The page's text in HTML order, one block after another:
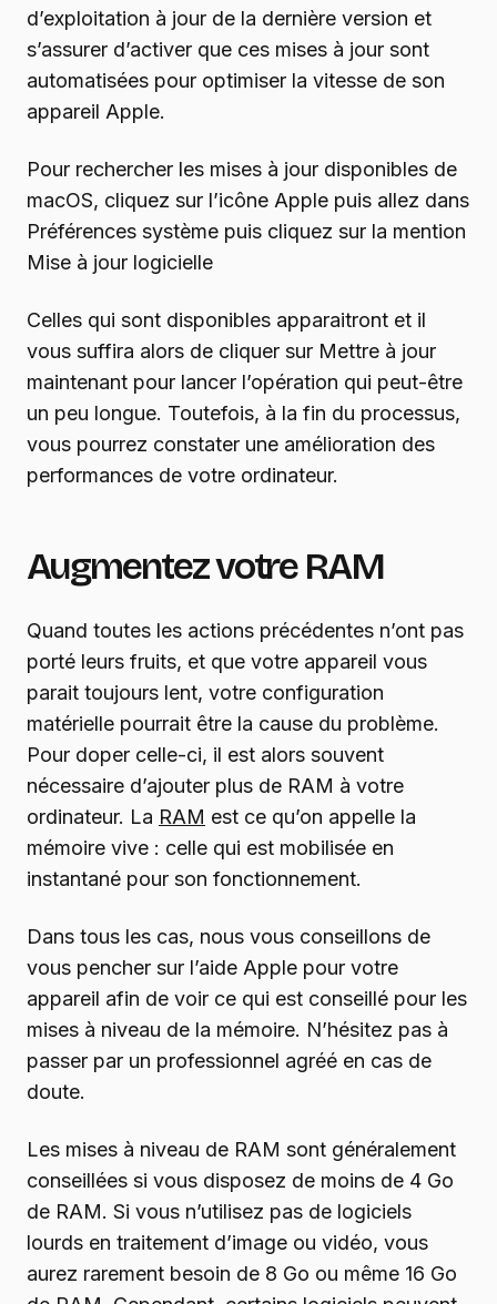
d’exploitation à jour de la dernière version et
s’assurer d’activer que ces mises à jour sont
automatisées pour optimiser la vitesse de son
appareil Apple.
Pour rechercher les mises à jour disponibles de
macOS, cliquez sur l’icône Apple puis allez dans
Préférences système puis cliquez sur la mention
Mise à jour logicielle
Celles qui sont disponibles apparaitront et il
vous suffira alors de cliquer sur Mettre à jour
maintenant pour lancer l’opération qui peut-être
un peu longue. Toutefois, à la fin du processus,
vous pourrez constater une amélioration des
performances de votre ordinateur.
Augmentez votre RAM
Quand toutes les actions précédentes n’ont pas
porté leurs fruits, et que votre appareil vous
parait toujours lent, votre configuration
matérielle pourrait être la cause du problème.
Pour doper celle-ci, il est alors souvent
nécessaire d’ajouter plus de RAM à votre
ordinateur. La RAM est ce qu’on appelle la
mémoire vive : celle qui est mobilisée en
instantané pour son fonctionnement.
Dans tous les cas, nous vous conseillons de
vous pencher sur l’aide Apple pour votre
appareil afin de voir ce qui est conseillé pour les
mises à niveau de la mémoire. N’hésitez pas à
passer par un professionnel agréé en cas de
doute.
Les mises à niveau de RAM sont généralement
conseillées si vous disposez de moins de 4 Go
de RAM. Si vous n’utilisez pas de logiciels
lourds en traitement d’image ou vidéo, vous
aurez rarement besoin de 8 Go ou même 16 Go